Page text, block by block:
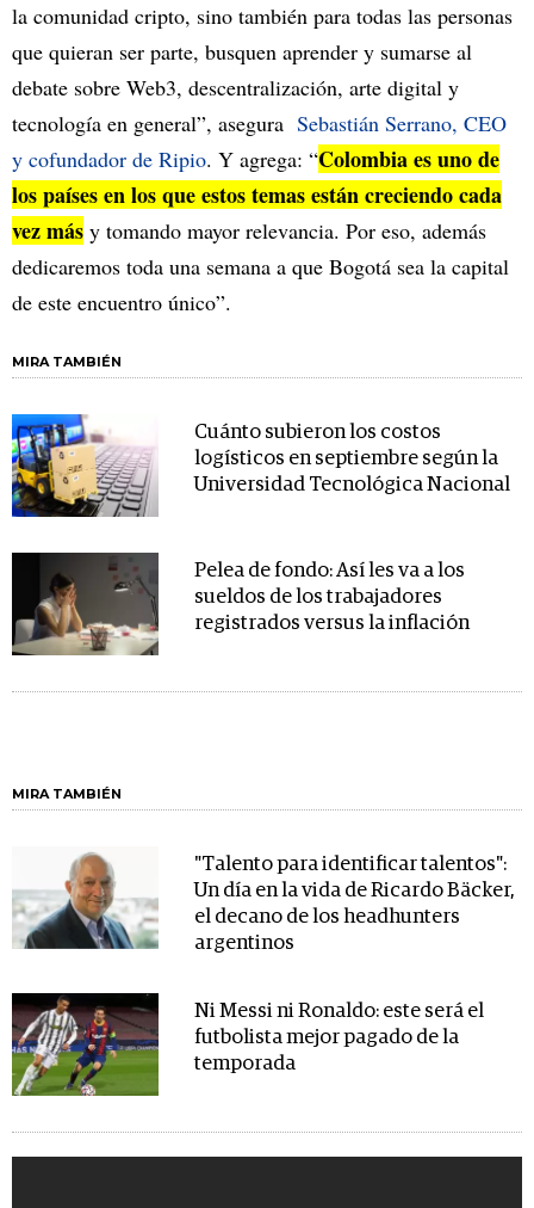
la comunidad cripto, sino también para todas las personas
que quieran ser parte, busquen aprender y sumarse al
debate sobre Web3, descentralización, arte digital y
tecnología en general”, asegura Sebastián Serrano, CEO
y cofundador de Ripio. Y agrega: “Colombia es uno de
los países en los que estos temas están creciendo cada
vez más y tomando mayor relevancia. Por eso, además
dedicaremos toda una semana a que Bogotá sea la capital
de este encuentro único”.
MIRA TAMBIÉN
Cuánto subieron los costos
logísticos en septiembre según la
Universidad Tecnológica Nacional
Pelea de fondo: Así les va a los
sueldos de los trabajadores
registrados versus la inflación
MIRA TAMBIÉN
"Talento para identificar talentos":
Un día en la vida de Ricardo Bäcker,
el decano de los headhunters
argentinos
Ni Messi ni Ronaldo: este será el
futbolista mejor pagado de la
temporada